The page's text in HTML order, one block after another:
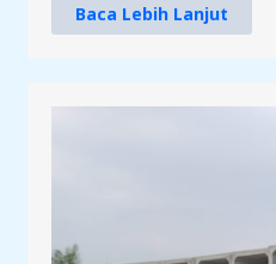
Baca Lebih Lanjut